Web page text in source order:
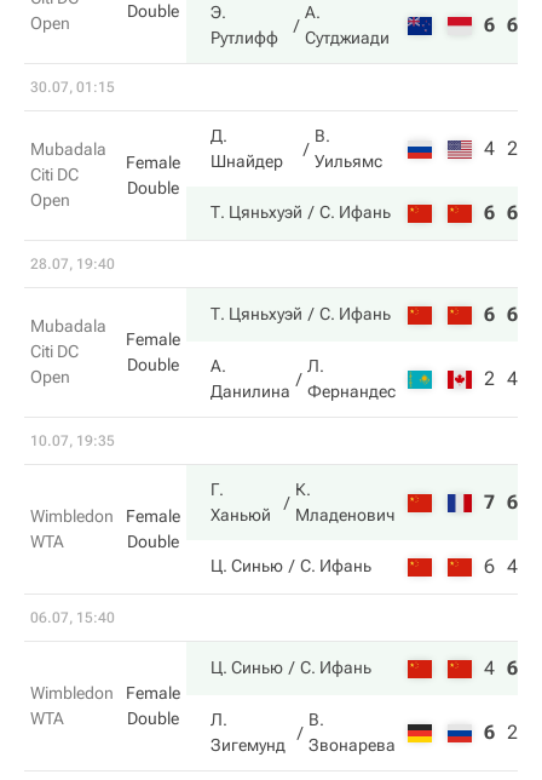
Open
Double
Э.
Рутлифф
А.
Сутджиади
6 6
30.07, 01:15
Mubadala
Citi DC
Open
Female
Double
Д.
Шнайдер
В.
Уильямс
4 2
Т. Цяньхуэй С. Ифань 6 6
28.07, 19:40
Mubadala
Citi DC
Open
Female
Double
Т. Цяньхуэй С. Ифань 6 6
А.
Данилина
Л.
Фернандес
2 4
10.07, 19:35
Wimbledon
WTA
Female
Double
Г.
Ханьюй
К.
Младенович
7 6
Ц. Синью С. Ифань 6 4
06.07, 15:40
Wimbledon
WTA
Female
Double
Ц. Синью С. Ифань 4 6
Л.
Зигемунд
В.
Звонарева
6 2